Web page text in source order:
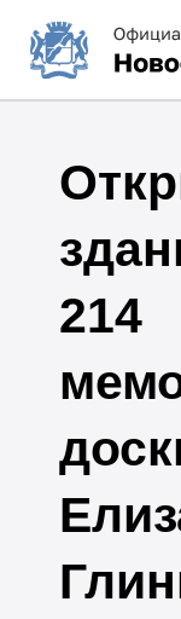
214